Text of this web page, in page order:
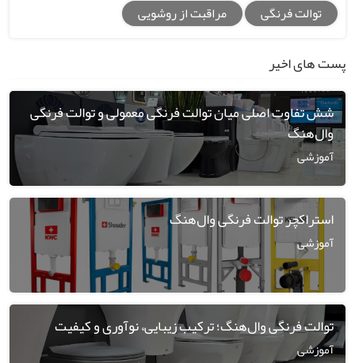
توالت فرنگی
مراقبت از روشویی
پست های اخیر
شش تفاوت اصلی میان توالت فرنگی معمولی و توالت فرنگی
وال‌هنگ
آموزشی
استراکچر توالت فرنگی وال‌هنگ
آموزشی
توالت فرنگی وال‌هنگ؛ ترکیب زیبایی، نوآوری و کیفیت
آموزشی